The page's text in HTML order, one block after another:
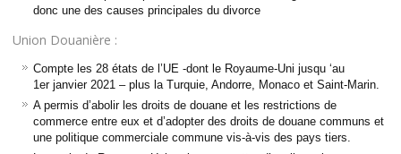
donc une des causes principales du divorce
Union Douanière :
Compte les 28 états de l’UE -dont le Royaume-Uni jusqu ‘au
1er janvier 2021 – plus la Turquie, Andorre, Monaco et Saint-Marin.
A permis d’abolir les droits de douane et les restrictions de
commerce entre eux et d’adopter des droits de douane communs et
une politique commerciale commune vis-à-vis des pays tiers.